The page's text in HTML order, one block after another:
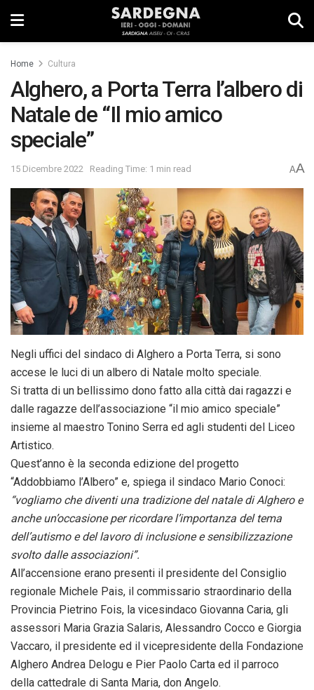
Home Cultura
Alghero, a Porta Terra l’albero di
Natale de “Il mio amico
speciale”
15 Dicembre 2022 Reading Time: 1 min read AA
Negli uffici del sindaco di Alghero a Porta Terra, si sono
accese le luci di un albero di Natale molto speciale.
Si tratta di un bellissimo dono fatto alla città dai ragazzi e
dalle ragazze dell’associazione “il mio amico speciale”
insieme al maestro Tonino Serra ed agli studenti del Liceo
Artistico.
Quest’anno è la seconda edizione del progetto
“Addobbiamo l’Albero” e, spiega il sindaco Mario Conoci:
“vogliamo che diventi una tradizione del natale di Alghero e
anche un’occasione per ricordare l’importanza del tema
dell’autismo e del lavoro di inclusione e sensibilizzazione
svolto dalle associazioni”.
All’accensione erano presenti il presidente del Consiglio
regionale Michele Pais, il commissario straordinario della
Provincia Pietrino Fois, la vicesindaco Giovanna Caria, gli
assessori Maria Grazia Salaris, Alessandro Cocco e Giorgia
Vaccaro, il presidente ed il vicepresidente della Fondazione
Alghero Andrea Delogu e Pier Paolo Carta ed il parroco
della cattedrale di Santa Maria, don Angelo.